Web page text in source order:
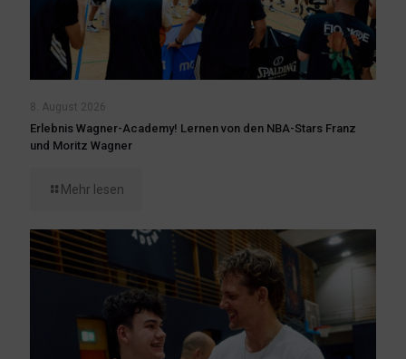
8. August 2026
Erlebnis Wagner-Academy! Lernen von den NBA-Stars Franz
und Moritz Wagner
Mehr lesen